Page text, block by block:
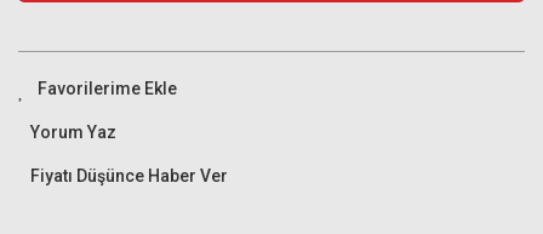
Yorum Yaz
Fiyatı Düşünce Haber Ver